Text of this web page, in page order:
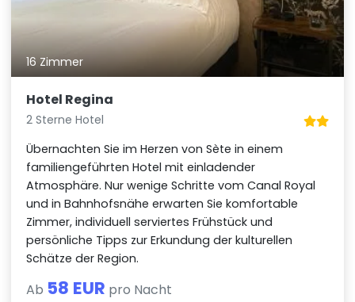
16 Zimmer
Hotel Regina
2 Sterne Hotel
Übernachten Sie im Herzen von Sète in einem
familiengeführten Hotel mit einladender
Atmosphäre. Nur wenige Schritte vom Canal Royal
und in Bahnhofsnähe erwarten Sie komfortable
Zimmer, individuell serviertes Frühstück und
persönliche Tipps zur Erkundung der kulturellen
Schätze der Region.
Ab 58 EUR pro Nacht